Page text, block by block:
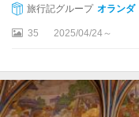
ヘ
リ
ャ
ー
旅行記グループ オランダ
35 2025/04/24～